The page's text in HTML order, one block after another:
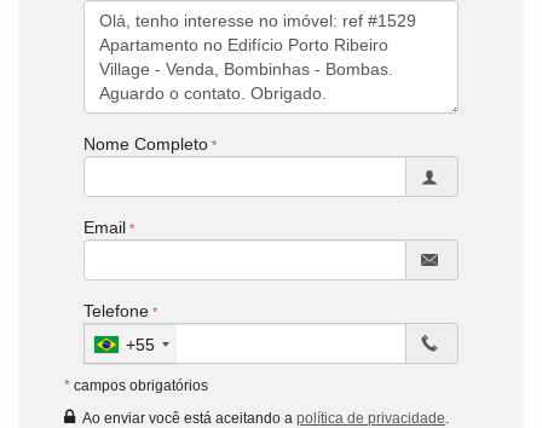
Nome Completo
Email
Telefone
+55
* campos obrigatórios
Ao enviar você está aceitando a política de privacidade